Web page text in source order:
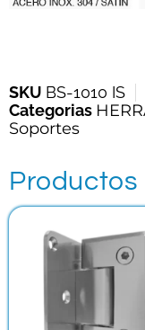
SKU BS-1010 IS
Categorias
Soportes